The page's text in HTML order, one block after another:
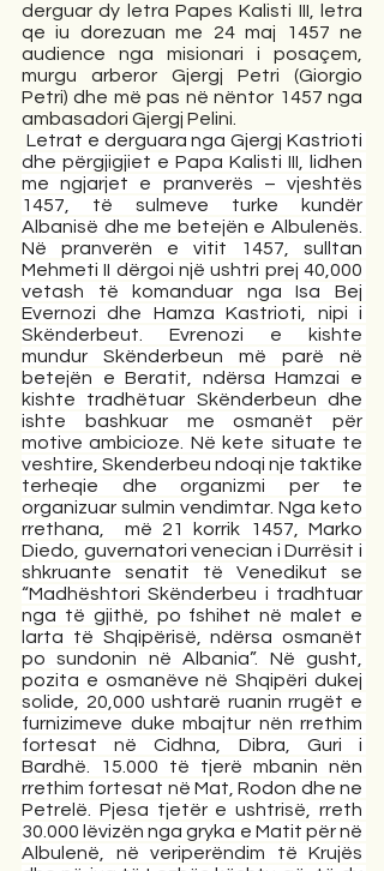
derguar dy letra Papes Kalisti III, letra
qe iu dorezuan me 24 maj 1457 ne
audience nga misionari i posaçem,
murgu arberor Gjergj Petri (Giorgio
Petri) dhe më pas në nëntor 1457 nga
ambasadori Gjergj Pelini.
Letrat e derguara nga Gjergj Kastrioti
dhe përgjigjiet e Papa Kalisti III, lidhen
me ngjarjet e pranverës – vjeshtës
1457, të sulmeve turke kundër
Albanisë dhe me betejën e Albulenës.
Në pranverën e vitit 1457, sulltan
Mehmeti II dërgoi një ushtri prej 40,000
vetash të komanduar nga Isa Bej
Evernozi dhe Hamza Kastrioti, nipi i
Skënderbeut. Evrenozi e kishte
mundur Skënderbeun më parë në
betejën e Beratit, ndërsa Hamzai e
kishte tradhëtuar Skënderbeun dhe
ishte bashkuar me osmanët për
motive ambicioze. Në kete situate te
veshtire, Skenderbeu ndoqi nje taktike
terheqie dhe organizmi per te
organizuar sulmin vendimtar. Nga keto
rrethana,  më 21 korrik 1457, Marko
Diedo, guvernatori venecian i Durrësit i
shkruante senatit të Venedikut se
“Madhështori Skënderbeu i tradhtuar
nga të gjithë, po fshihet në malet e
larta të Shqipërisë, ndërsa osmanët
po sundonin në Albania”. Në gusht,
pozita e osmanëve në Shqipëri dukej
solide, 20,000 ushtarë ruanin rrugët e
furnizimeve duke mbajtur nën rrethim
fortesat në Cidhna, Dibra, Guri i
Bardhë. 15.000 të tjerë mbanin nën
rrethim fortesat në Mat, Rodon dhe ne
Petrelë. Pjesa tjetër e ushtrisë, rreth
30.000 lëvizën nga gryka e Matit për në
Albulenë, në veriperëndim të Krujës